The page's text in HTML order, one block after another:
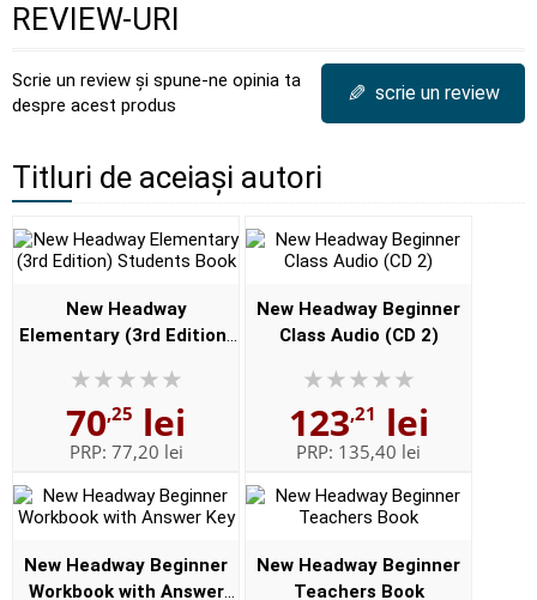
REVIEW-URI
Scrie un review și spune-ne opinia ta
despre acest produs
✎ scrie un review
Titluri de aceiași autori
New Headway
Elementary (3rd Edition)
70,25 lei
PRP: 77,20 lei
New Headway Beginner
Class Audio (CD 2)
123,21 lei
PRP: 135,40 lei
New Headway Beginner
Workbook with Answer
New Headway Beginner
Teachers Book